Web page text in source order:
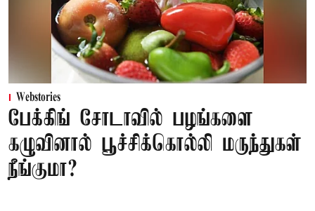
Webstories
பேக்கிங் சோடாவில் பழங்களை
கழுவினால் பூச்சிக்கொல்லி மருந்துகள்
நீங்குமா?